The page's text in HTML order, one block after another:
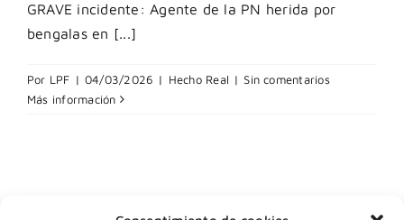
GRAVE incidente: Agente de la PN herida por
bengalas en [...]
Por LPF | 04/03/2026 | Hecho Real | Sin comentarios
Más información